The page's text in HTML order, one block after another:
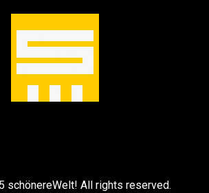
schönereWelt! All rights reserved.